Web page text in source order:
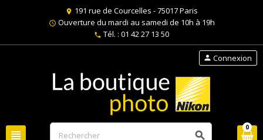
location_on 191 rue de Courcelles - 75017 Paris
schedule Ouverture du mardi au samedi de 10h à 19h
phone Tél. : 01 42 27 13 50
view_headline search
person Connexion
0